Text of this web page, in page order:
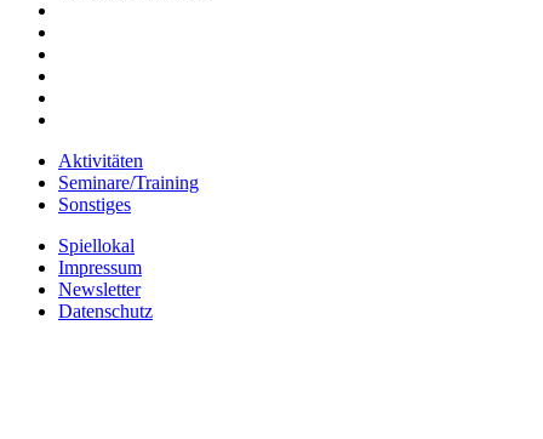
Aktivitäten
Seminare/Training
Sonstiges
Spiellokal
Impressum
Newsletter
Datenschutz